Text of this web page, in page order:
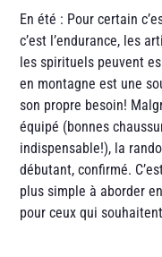
En été : Pour certain
c’est l’endurance, les
les spirituels peuvent
en montagne est une
son propre besoin!
équipé (bonnes
indispensable!), la
débutant, confirmé.
plus simple à aborder
pour ceux qui